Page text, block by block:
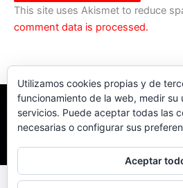
This site uses Akismet to reduce
comment data is processed.
Utilizamos cookies propias y de
funcionamiento de la web, medir su
servicios. Puede aceptar todas las
necesarias o configurar sus
Aceptar